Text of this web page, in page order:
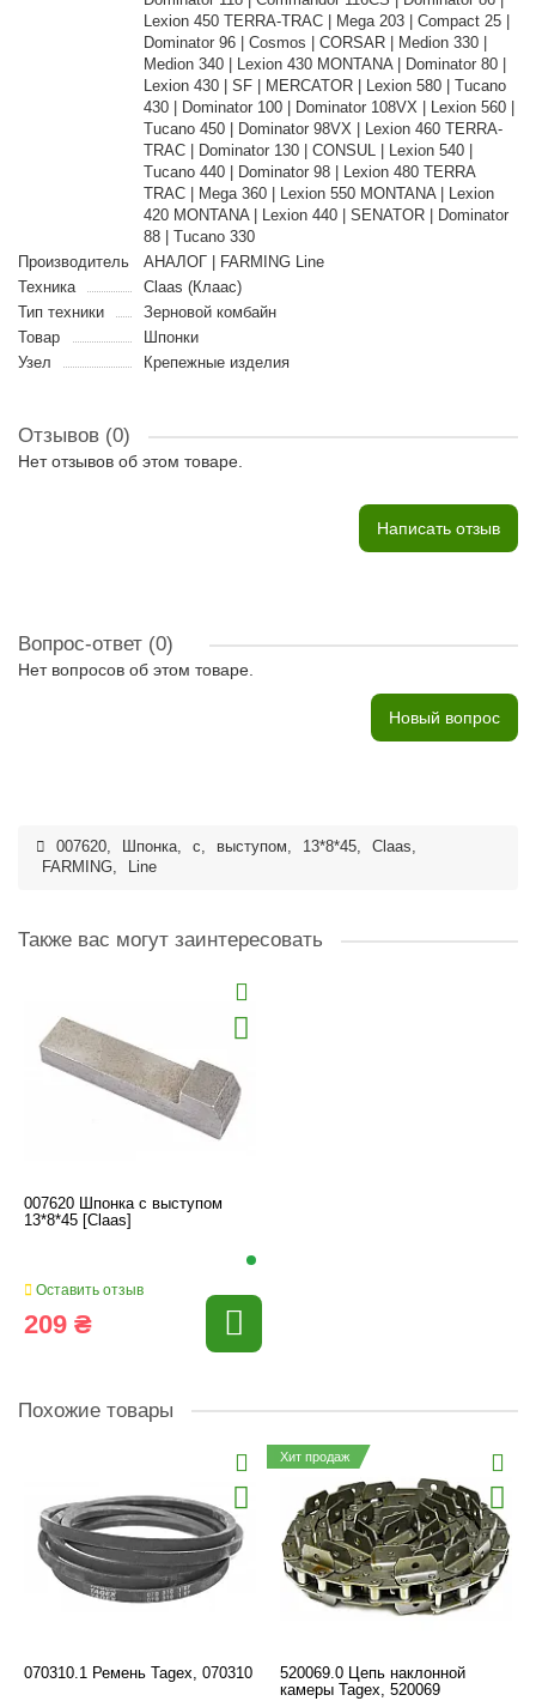
Lexion 450 TERRA-TRAC | Mega 203 | Compact 25 |
Dominator 96 | Cosmos | CORSAR | Medion 330 |
Medion 340 | Lexion 430 MONTANA | Dominator 80 |
Lexion 430 | SF | MERCATOR | Lexion 580 | Tucano
430 | Dominator 100 | Dominator 108VX | Lexion 560 |
Tucano 450 | Dominator 98VX | Lexion 460 TERRA-
TRAC | Dominator 130 | CONSUL | Lexion 540 |
Tucano 440 | Dominator 98 | Lexion 480 TERRA
TRAC | Mega 360 | Lexion 550 MONTANA | Lexion
420 MONTANA | Lexion 440 | SENATOR | Dominator
88 | Tucano 330
Производитель
АНАЛОГ | FARMING Line
Техника
Claas (Клаас)
Тип техники
Зерновой комбайн
Товар
Шпонки
Узел
Крепежные изделия
Отзывов (0)
Нет отзывов об этом товаре.
Написать отзыв
Вопрос-ответ (0)
Нет вопросов об этом товаре.
Новый вопрос
007620, Шпонка, с, выступом, 13*8*45, Claas,
FARMING, Line
Также вас могут заинтересовать
007620 Шпонка с выступом
13*8*45 [Claas]
Оставить отзыв
209 ₴
Похожие товары
070310.1 Ремень Tagex, 070310
Хит продаж
520069.0 Цепь наклонной
камеры Tagex, 520069